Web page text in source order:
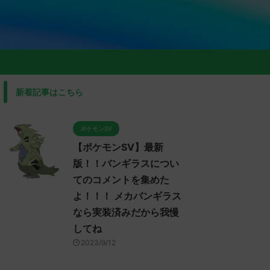
新着記事はこちら
ポケモンSV
【ポケモンSV】最新
版！！バンギラスについ
てのコメントを集めた
よ！！！ メカバンギラス
なら実装済みだから我慢
してね
2023/9/12